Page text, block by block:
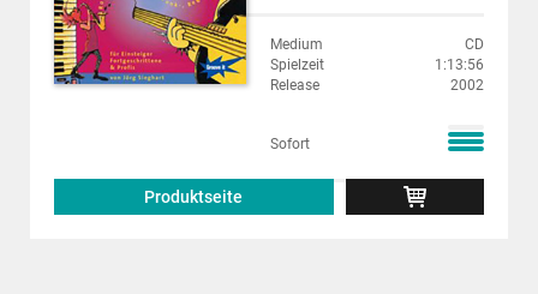
Medium
CD
Spielzeit
1:13:56
Release
2002
Sofort
Produktseite